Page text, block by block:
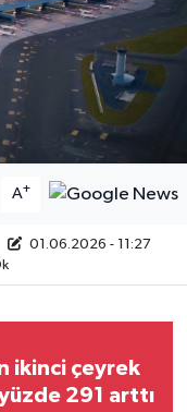
A+
01.06.2026 - 11:27
ikinci çeyrek
291 arttı